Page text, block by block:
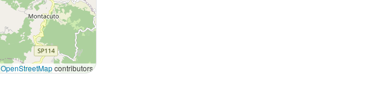
OpenStreetMapcontributors